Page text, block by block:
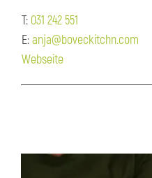
T: 031 242 551
E:anja@boveckitchn.com
Webseite